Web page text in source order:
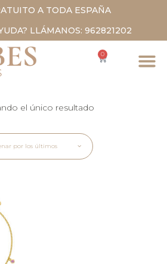
A TODA ESPAÑA
LLÁMANOS: 962821202
0
el único resultado
por los últimos